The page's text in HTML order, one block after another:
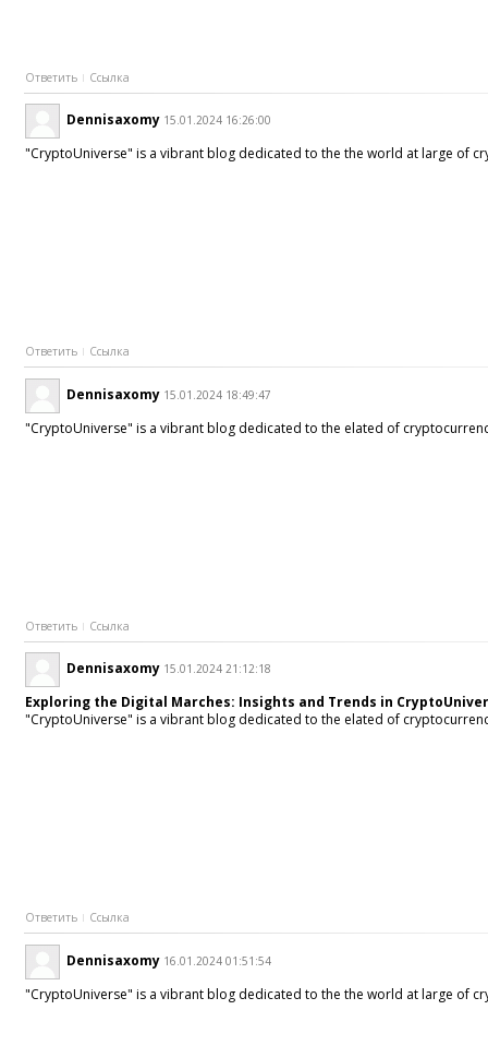
Ответить Ссылка
Dennisaxomy 15.01.2024 16:26:00
"CryptoUniverse" is a vibrant blog dedicated to the the world at large of
Ответить Ссылка
Dennisaxomy 15.01.2024 18:49:47
"CryptoUniverse" is a vibrant blog dedicated to the elated of
Ответить Ссылка
Dennisaxomy 15.01.2024 21:12:18
Exploring the Digital Marches: Insights and Trends in
"CryptoUniverse" is a vibrant blog dedicated to the elated of
Ответить Ссылка
Dennisaxomy 16.01.2024 01:51:54
"CryptoUniverse" is a vibrant blog dedicated to the the world at large of